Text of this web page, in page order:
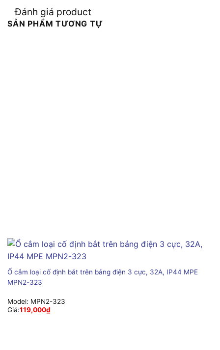
Đánh giá product
SẢN PHẨM TƯƠNG TỰ
Ổ cắm loại cố định bắt trên bảng điện 3 cực, 32A, IP44 MPE
MPN2-323
Model: MPN2-323
Giá:119,000₫